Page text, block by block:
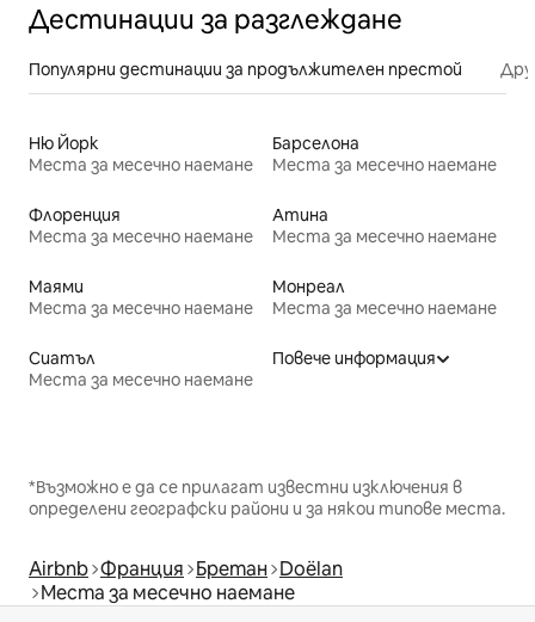
Дестинации за разглеждане
Популярни дестинации за продължителен престой
Ню Йорк
Места за месечно наемане
Барселона
Места за месечно наемане
Флоренция
Места за месечно наемане
Атина
Места за месечно наемане
Маями
Места за месечно наемане
Монреал
Места за месечно наемане
Сиатъл
Места за месечно наемане
Повече информация
*Възможно е да се прилагат известни изключения в
определени географски райони и за някои типове места.
Airbnb Франция Бретан Doëlan
Места за месечно наемане